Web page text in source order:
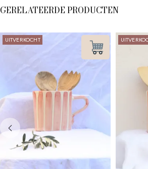
GERELATEERDE PRODUCTEN
UITVERKOCHT